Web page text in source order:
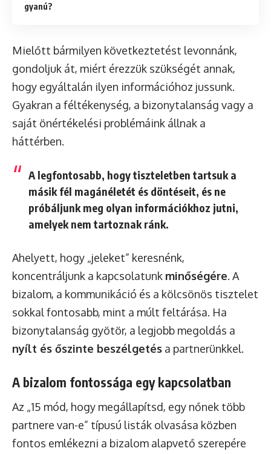
gyanú?
Mielőtt bármilyen következtetést levonnánk,
gondoljuk át, miért érezzük szükségét annak,
hogy egyáltalán ilyen információhoz jussunk.
Gyakran a féltékenység, a bizonytalanság vagy a
saját önértékelési problémáink állnak a
háttérben.
A legfontosabb, hogy tiszteletben tartsuk a
másik fél magánéletét és döntéseit, és ne
próbáljunk meg olyan információkhoz jutni,
amelyek nem tartoznak ránk.
Ahelyett, hogy „jeleket” keresnénk,
koncentráljunk a kapcsolatunk minőségére. A
bizalom, a kommunikáció és a kölcsönös tisztelet
sokkal fontosabb, mint a múlt feltárása. Ha
bizonytalanság gyötör, a legjobb megoldás a
nyílt és őszinte beszélgetés a partnerünkkel.
A bizalom fontossága egy kapcsolatban
Az „15 mód, hogy megállapítsd, egy nőnek több
partnere van-e” típusú listák olvasása közben
fontos emlékezni a bizalom alapvető szerepére